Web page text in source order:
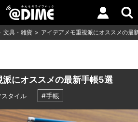
文具・雑貨 アイデアメモ重視派にオススメの最
派にオススメの最新手帳5選
スタイル #手帳